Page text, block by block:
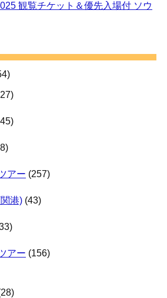
観覧チケット＆優先入場付 ソウ
アー (257)
港) (43)
アー (156)